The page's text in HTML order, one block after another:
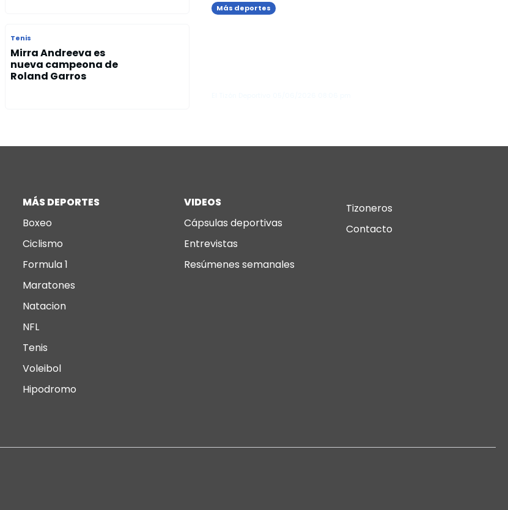
Tenis
Mirra Andreeva es
nueva campeona de
Roland Garros
Más deportes
MÁS DEPORTES
Boxeo
Ciclismo
Formula 1
Maratones
Natacion
NFL
Tenis
Voleibol
Hipodromo
VIDEOS
Cápsulas deportivas
Entrevistas
Resúmenes semanales
Tizoneros
Contacto